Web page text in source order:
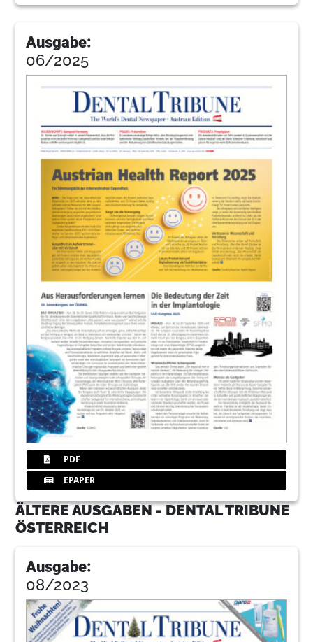
Ausgabe:
06/2025
PDF
EPAPER
ÄLTERE AUSGABEN - DENTAL TRIBUNE
ÖSTERREICH
Ausgabe:
08/2023